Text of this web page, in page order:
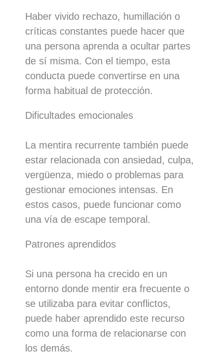
Haber vivido rechazo, humillación o
críticas constantes puede hacer que
una persona aprenda a ocultar partes
de sí misma. Con el tiempo, esta
conducta puede convertirse en una
forma habitual de protección.
Dificultades emocionales
La mentira recurrente también puede
estar relacionada con ansiedad, culpa,
vergüenza, miedo o problemas para
gestionar emociones intensas. En
estos casos, puede funcionar como
una vía de escape temporal.
Patrones aprendidos
Si una persona ha crecido en un
entorno donde mentir era frecuente o
se utilizaba para evitar conflictos,
puede haber aprendido este recurso
como una forma de relacionarse con
los demás.